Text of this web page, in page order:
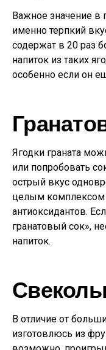
Важное значение в
именно терпкий
содержат в 20 раз
напиток из таких
особенно если он
Ягодки граната
или попробовать
острый вкус
целым комплексом
антиоксидантов.
гранатовый сок»,
напиток.
В отличие от
изготовлюсь из